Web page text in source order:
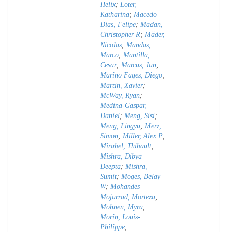
Helix; Loter,
Katharina; Macedo
Dias, Felipe; Madan,
Christopher R; Mäder,
Nicolas; Mandas,
Marco; Mantilla,
Cesar; Marcus, Jan;
Marino Fages, Diego;
Martin, Xavier;
McWay, Ryan;
Medina-Gaspar,
Daniel; Meng, Sisi;
Meng, Lingyu; Merz,
Simon; Miller, Alex P;
Mirabel, Thibault;
Mishra, Dibya
Deepta; Mishra,
Sumit; Moges, Belay
W; Mohandes
Mojarrad, Morteza;
Mohnen, Myra;
Morin, Louis-
Philippe;